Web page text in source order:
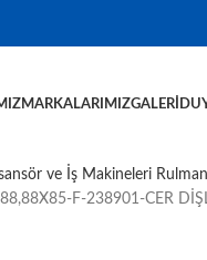
MARKALARIMIZGALERI
ve İş Makineleri
F-238901-CER